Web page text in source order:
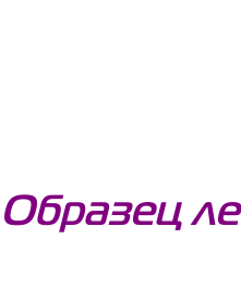
Образец